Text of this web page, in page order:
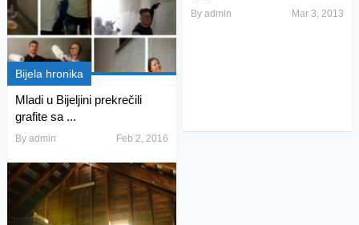
Bijela hronika
Mladi u Bijeljini prekrečili
grafite sa ...
By admin Feb 2, 2016
Byadmin Mar 3, 2013